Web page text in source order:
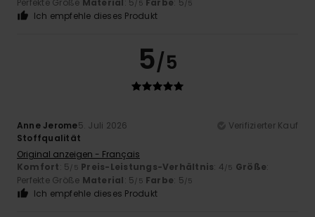
Perfekte Größe Material: 5/5 Farbe: 5/5
Ich empfehle dieses Produkt
5/5
Anne Jerome5. Juli 2026
Verifizierter Kauf
Stoffqualität
Original anzeigen - Français
Komfort: 5/5 Preis-Leistungs-Verhältnis: 4/5 Größe:
Perfekte Größe Material: 5/5 Farbe: 5/5
Ich empfehle dieses Produkt